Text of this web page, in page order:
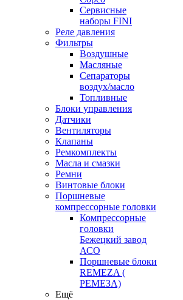
Сервисные
наборы FINI
Реле давления
Фильтры
Воздушные
Масляные
Сепараторы
воздух/масло
Топливные
Блоки управления
Датчики
Вентиляторы
Клапаны
Ремкомплекты
Масла и смазки
Ремни
Винтовые блоки
Поршневые
компрессорные головки
Компрессорные
головки
Бежецкий завод
АСО
Поршневые блоки
REMEZA (
РЕМЕЗА)
Ещё